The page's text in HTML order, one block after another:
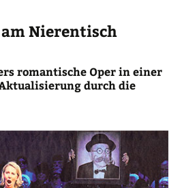
Nierentisch
romantische Oper in einer
durch die